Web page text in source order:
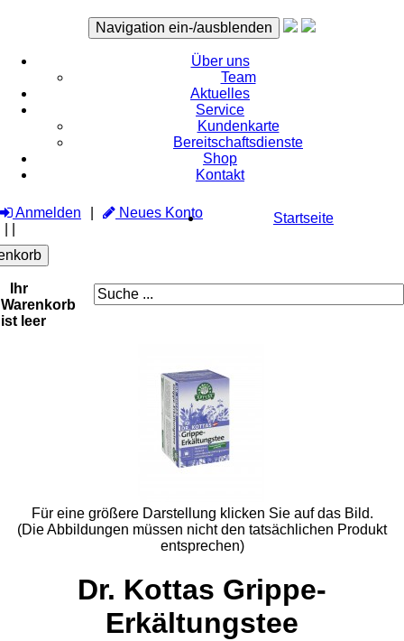
Navigation ein-/ausblenden
Über uns
Team
Aktuelles
Service
Kundenkarte
Bereitschaftsdienste
Shop
Kontakt
Anmelden
Neues Konto
Ihr
Warenkorb
ist leer
Startseite
Für eine größere Darstellung klicken Sie auf das Bild.
(Die Abbildungen müssen nicht den tatsächlichen Produkt
entsprechen)
Dr. Kottas Grippe-
Erkältungstee